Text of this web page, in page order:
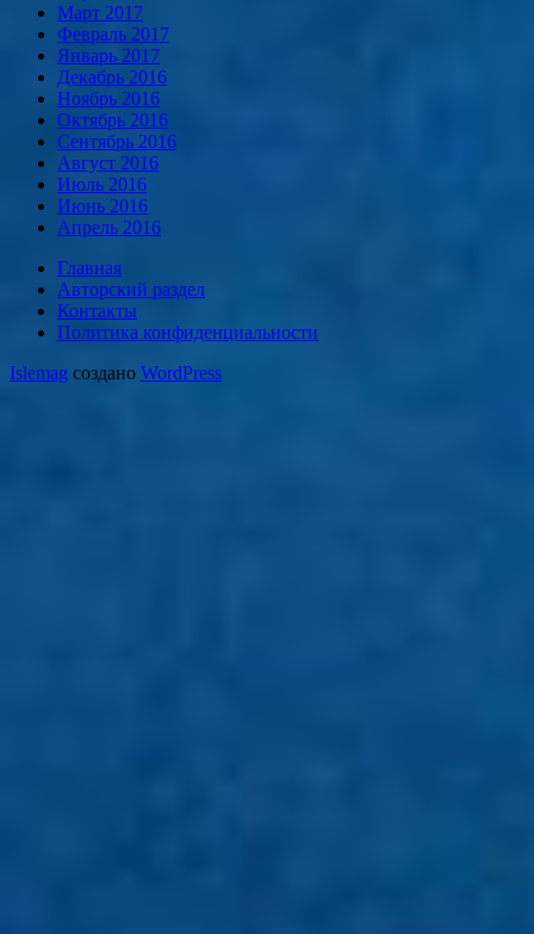
Март 2017
Февраль 2017
Январь 2017
Декабрь 2016
Ноябрь 2016
Октябрь 2016
Сентябрь 2016
Август 2016
Июль 2016
Июнь 2016
Апрель 2016
Главная
Авторский раздел
Контакты
Политика конфиденциальности
Islemag создано WordPress